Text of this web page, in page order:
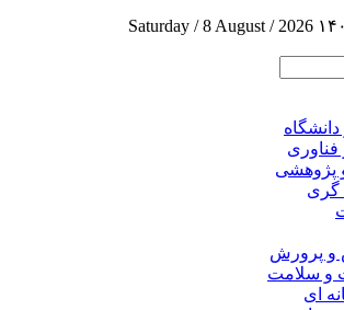
Saturday / 8 August / 2026
پژوهشی
گری
و پرورش
و سلامت
ای